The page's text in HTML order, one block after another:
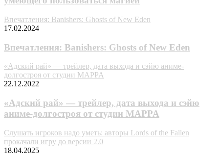
Впечатления: Banishers: Ghosts of New Eden
17.02.2024
Впечатления: Banishers: Ghosts of New Eden
«Адский рай» — трейлер, дата выхода и сэйю аниме-
долгостроя от студии MAPPA
22.12.2022
«Адский рай» — трейлер, дата выхода и сэйю
аниме-долгостроя от студии MAPPA
Слушать игроков надо уметь: авторы Lords of the Fallen
прокачали игру до версии 2.0
18.04.2025